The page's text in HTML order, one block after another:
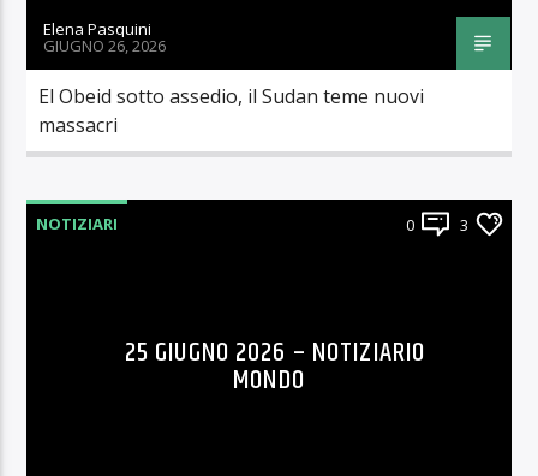
Elena Pasquini
GIUGNO 26, 2026
El Obeid sotto assedio, il Sudan teme nuovi
massacri
NOTIZIARI 0 3
25 GIUGNO 2026 – NOTIZIARIO
MONDO